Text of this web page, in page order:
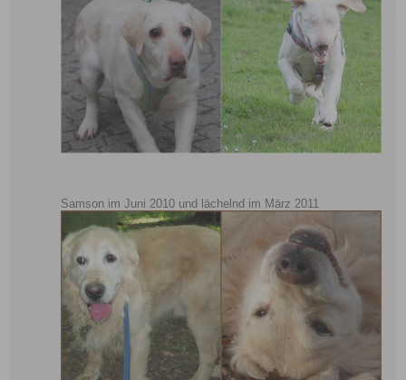
Samson im Juni 2010 und lächelnd im März 2011